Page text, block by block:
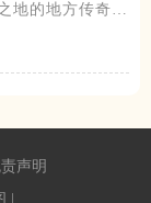
地的地方传奇之
声明
|